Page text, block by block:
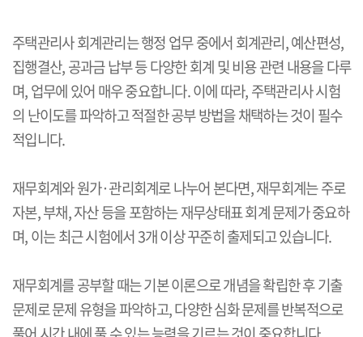
주택관리사 회계관리는 행정 업무 중에서 회계관리, 예산편성,
집행결산, 공과금 납부 등 다양한 회계 및 비용 관련 내용을 다루
며, 업무에 있어 매우 중요합니다. 이에 따라, 주택관리사 시험
의 난이도를 파악하고 적절한 공부 방법을 채택하는 것이 필수
적입니다.
재무회계와 원가·관리회계로 나누어 본다면, 재무회계는 주로
자본, 부채, 자산 등을 포함하는 재무상태표 회계 문제가 중요하
며, 이는 최근 시험에서 3개 이상 꾸준히 출제되고 있습니다.
재무회계를 공부할 때는 기본 이론으로 개념을 확립한 후 기출
문제로 문제 유형을 파악하고, 다양한 심화 문제를 반복적으로